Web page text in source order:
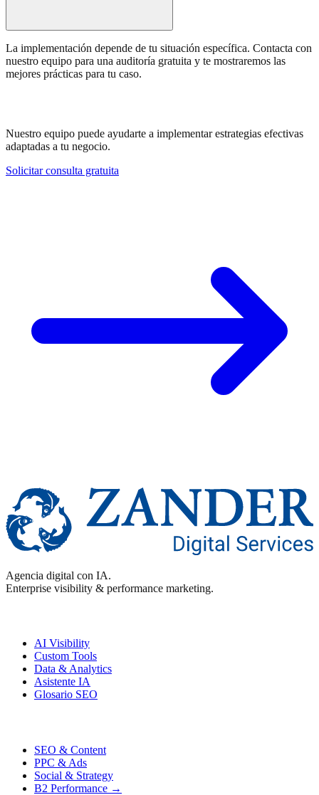
La implementación depende de tu situación específica. Contacta con
nuestro equipo para una auditoría gratuita y te mostraremos las
mejores prácticas para tu caso.
Nuestro equipo puede ayudarte a implementar estrategias efectivas
adaptadas a tu negocio.
Solicitar consulta gratuita
Agencia digital con IA.
Enterprise visibility & performance marketing.
AI Visibility
Custom Tools
Data & Analytics
Asistente IA
Glosario SEO
SEO & Content
PPC & Ads
Social & Strategy
B2 Performance →